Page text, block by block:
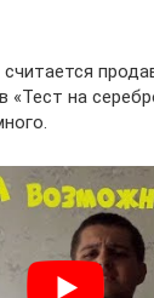
«Тест на